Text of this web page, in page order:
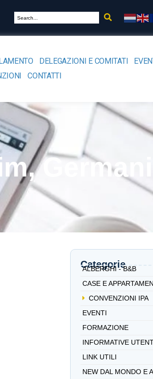
DELEGAZIONI E COMITATI
CONTATTI
Germania
Categorie
ALBERGHI - B&B
CASE E
CONVENZIONI IPA
EVENTI
FORMAZIONE
INFORMATIVE
LINK UTILI
NEW DAL MONDO E